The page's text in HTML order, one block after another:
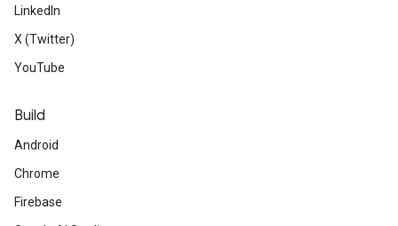
LinkedIn
X (Twitter)
YouTube
Build
Android
Chrome
Firebase